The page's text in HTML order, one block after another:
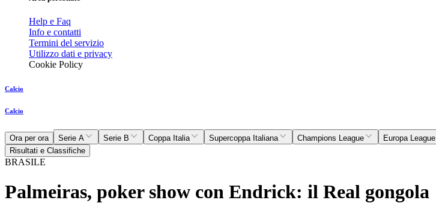
Help e Faq
Info e contatti
Termini del servizio
Utilizzo dati e privacy
Cookie Policy
Calcio
Calcio
Ora per ora Serie A Serie B Coppa Italia Supercoppa Italiana Champions League Europa League
Risultati e Classifiche
BRASILE
Palmeiras, poker show con Endrick: il Real gongola